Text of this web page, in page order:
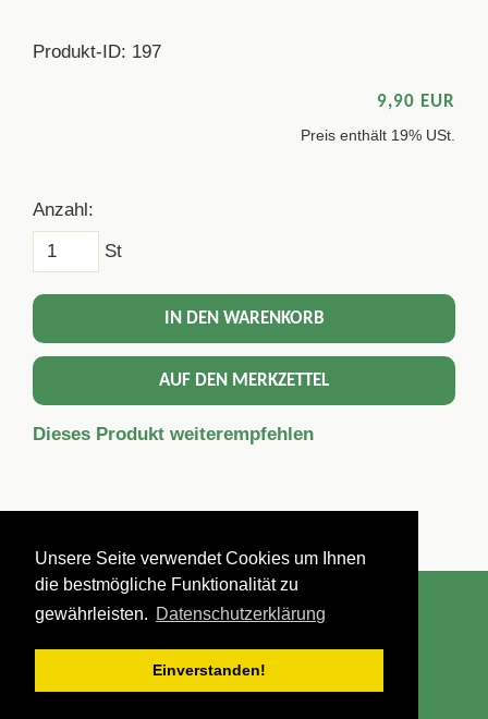
Unsere Seite verwendet Cookies um Ihnen
die bestmögliche Funktionalität zu
gewährleisten. Datenschutzerklärung
Einverstanden!
Produkt-ID: 197
9,90 EUR
Preis enthält 19% USt.
Anzahl:
St
IN DEN WARENKORB
AUF DEN MERKZETTEL
Dieses Produkt weiterempfehlen
Impressum Datenschutzerklärung
TRAININGS-IDEEN SIMMERL |
VANDALIASTRASSE 7 | 96215 LICHTENFELS